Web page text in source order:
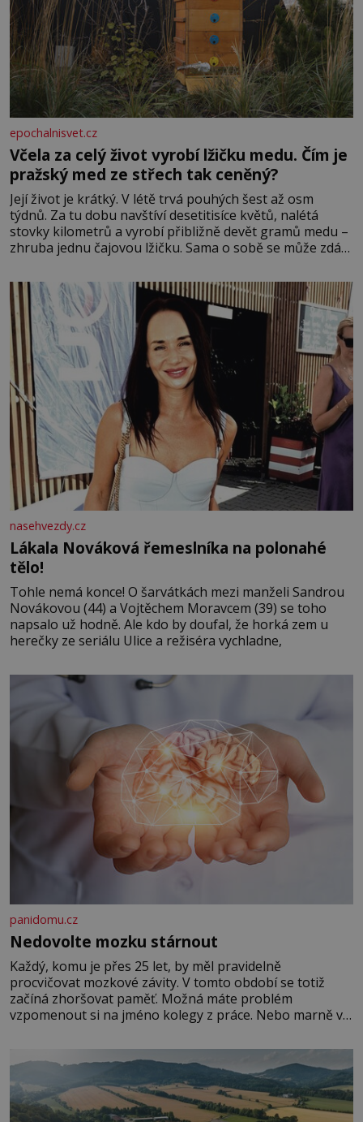
epochalnisvet.cz
Včela za celý život vyrobí lžičku medu. Čím je
pražský med ze střech tak ceněný?
Její život je krátký. V létě trvá pouhých šest až osm
týdnů. Za tu dobu navštíví desetitisíce květů, nalétá
stovky kilometrů a vyrobí přibližně devět gramů medu –
zhruba jednu čajovou lžičku. Sama o sobě se může zdát
tisíc příslušnic svého včelstva, vznikne jeden z
nejdokonalejších organismů
nasehvezdy.cz
Lákala Nováková řemeslníka na polonahé
tělo!
Tohle nemá konce! O šarvátkách mezi manželi Sandrou
Novákovou (44) a Vojtěchem Moravcem (39) se toho
napsalo už hodně. Ale kdo by doufal, že horká zem u
herečky ze seriálu Ulice a režiséra vychladne,
panidomu.cz
Nedovolte mozku stárnout
Každý, komu je přes 25 let, by měl pravidelně
procvičovat mozkové závity. V tomto období se totiž
začíná zhoršovat paměť. Možná máte problém
vzpomenout si na jméno kolegy z práce. Nebo marně v
Je to opravdu tak, s věkem jako kdyby se paměť
rozhodla stávkovat. Cvičte